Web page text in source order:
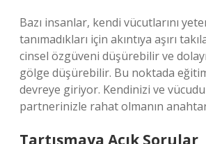
Bazı insanlar, kendi vücutlarını
tanımadıkları için akıntıya aşırı
cinsel özgüveni düşürebilir ve
gölge düşürebilir. Bu noktada
devreye giriyor. Kendinizi ve
partnerinizle rahat olmanın
Tartışmaya Açık Sorular